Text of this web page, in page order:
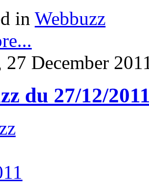
in Webbuzz
27 December
du 27/12/